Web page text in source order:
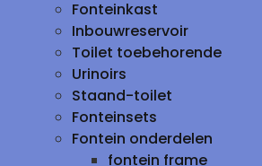
Fonteinkast
Inbouwreservoir
Toilet toebehorende
Urinoirs
Staand-toilet
Fonteinsets
Fontein onderdelen
fontein frame